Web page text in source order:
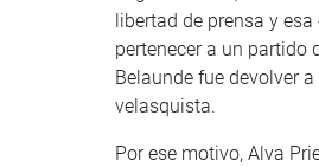
libertad de prensa y
pertenecer a un partido
Belaunde fue devolver
velasquista.
Por ese motivo, Alva